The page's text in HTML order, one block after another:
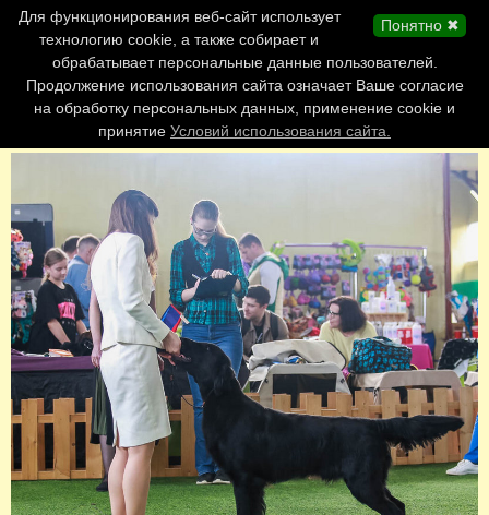
Главная страница
Обновления сайта
Контакты
Персоналии
Форум
Понятно ✖
Для функционирования веб-сайт использует
технологию cookie, а также собирает и
обрабатывает персональные данные пользователей.
Продолжение использования сайта означает Ваше согласие
на обработку персональных данных, применение cookie и
принятие Условий использования сайта.